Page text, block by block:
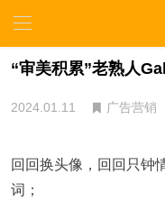
“审美积累”老熟人
2024.01.11 广告营销
回回换头像，回回只钟
词；